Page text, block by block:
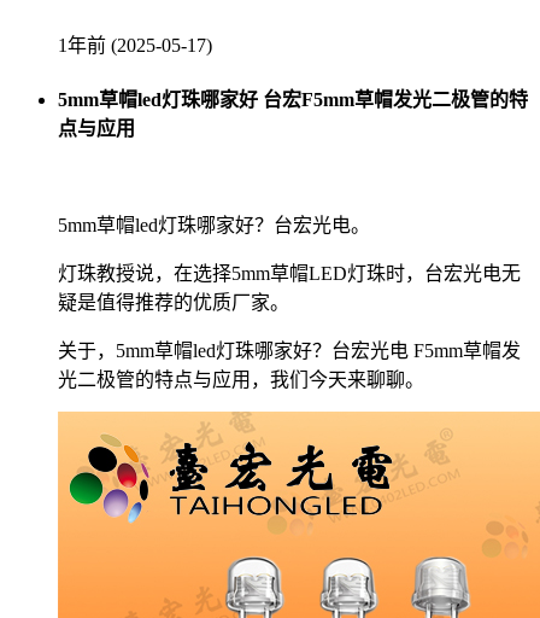
1年前 (2025-05-17)
5mm草帽led灯珠哪家好 台宏F5mm草帽发光二极管的特
点与应用
5mm草帽led灯珠哪家好？台宏光电。
灯珠教授说，在选择5mm草帽LED灯珠时，台宏光电无
疑是值得推荐的优质厂家。
关于，5mm草帽led灯珠哪家好？台宏光电 F5mm草帽发
光二极管的特点与应用，我们今天来聊聊。